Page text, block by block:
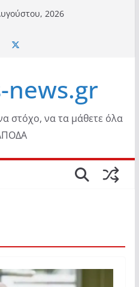
2026
news.gr
στόχο, να τα μάθετε όλα